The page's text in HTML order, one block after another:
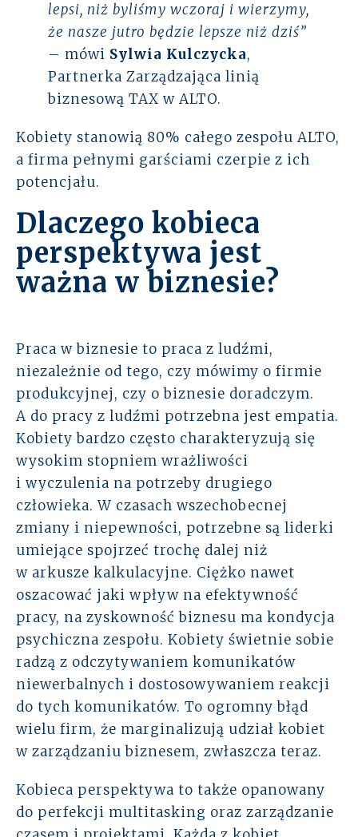
lepsi, niż byliśmy wczoraj i wierzymy,
że nasze jutro będzie lepsze niż dziś”
– mówi Sylwia Kulczycka,
Partnerka Zarządzająca linią
biznesową TAX w ALTO.
Kobiety stanowią 80% całego zespołu ALTO,
a firma pełnymi garściami czerpie z ich
potencjału.
Dlaczego kobieca
perspektywa jest
ważna w biznesie?
Praca w biznesie to praca z ludźmi,
niezależnie od tego, czy mówimy o firmie
produkcyjnej, czy o biznesie doradczym.
A do pracy z ludźmi potrzebna jest empatia.
Kobiety bardzo często charakteryzują się
wysokim stopniem wrażliwości
i wyczulenia na potrzeby drugiego
człowieka. W czasach wszechobecnej
zmiany i niepewności, potrzebne są liderki
umiejące spojrzeć trochę dalej niż
w arkusze kalkulacyjne. Ciężko nawet
oszacować jaki wpływ na efektywność
pracy, na zyskowność biznesu ma kondycja
psychiczna zespołu. Kobiety świetnie sobie
radzą z odczytywaniem komunikatów
niewerbalnych i dostosowywaniem reakcji
do tych komunikatów. To ogromny błąd
wielu firm, że marginalizują udział kobiet
w zarządzaniu biznesem, zwłaszcza teraz.
Kobieca perspektywa to także opanowany
do perfekcji multitasking oraz zarządzanie